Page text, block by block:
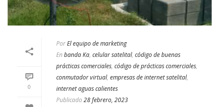
0
PorEl equipo de marketing
En banda Ka, celular satelital, código de buenas
prácticas comerciales, código de prácticas comerciales,
conmutador virtual, empresas de internet satelital,
internet aguas calientes
Publicado 28 febrero, 2023